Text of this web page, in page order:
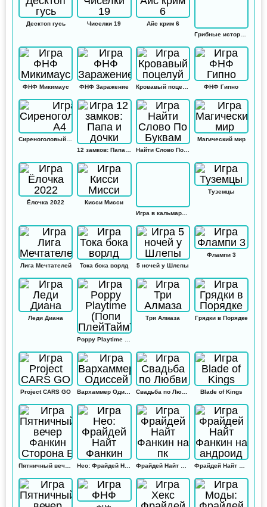
Десктоп гусь Чиселки 19
Айс крим 6
Грибные истории: Кликер
ФНФ Микимаус ФНФ Заражение Кровавый поцелуй ФНФ Гипно
Найти Слово По Буквам
Магический мир
Ёлочка 2022
Кисси Мисси
Игра в кальмара: Амонг ас
Туземцы
Лига Мечтателей Тока бока ворлд 5 ночей у Шлепы
Флампи 3
Леди Диана Три Алмаза Грядки в Порядке
Project CARS GO Свадьба по Любви Blade of Kings